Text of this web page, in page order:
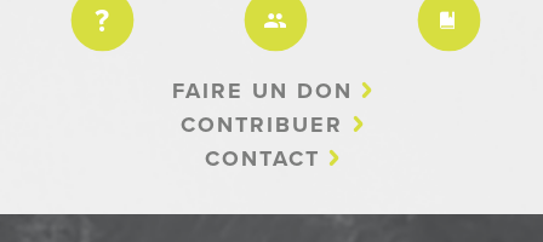
FAIRE UN DON
CONTRIBUER
CONTACT